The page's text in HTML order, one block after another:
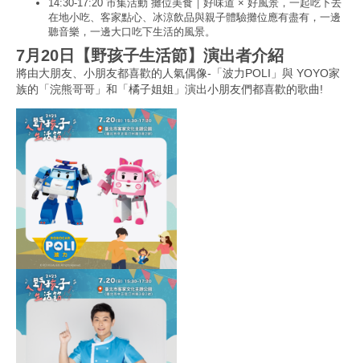
14:30-17:20 市集活動 攤位美食｜好味道 × 好風景，一起吃下去
在地小吃、客家點心、冰涼飲品與親子體驗攤位應有盡有，一邊
聽音樂，一邊大口吃下生活的風景。
7月20日【野孩子生活節】演出者介紹
將由大朋友、小朋友都喜歡的人氣偶像-「波力POLI」與 YOYO家
族的「浣熊哥哥」和「橘子姐姐」演出小朋友們都喜歡的歌曲!